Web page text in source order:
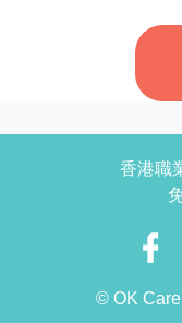
香港職
© OK